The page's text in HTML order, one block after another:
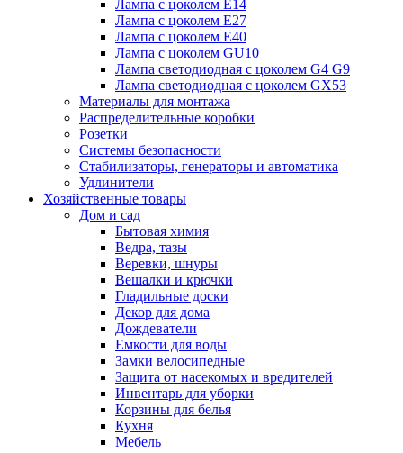
Лампа с цоколем E14
Лампа с цоколем E27
Лампа с цоколем E40
Лампа с цоколем GU10
Лампа светодиодная с цоколем G4 G9
Лампа светодиодная с цоколем GX53
Материалы для монтажа
Распределительные коробки
Розетки
Системы безопасности
Стабилизаторы, генераторы и автоматика
Удлинители
Хозяйственные товары
Дом и сад
Бытовая химия
Ведра, тазы
Веревки, шнуры
Вешалки и крючки
Гладильные доски
Декор для дома
Дождеватели
Емкости для воды
Замки велосипедные
Защита от насекомых и вредителей
Инвентарь для уборки
Корзины для белья
Кухня
Мебель